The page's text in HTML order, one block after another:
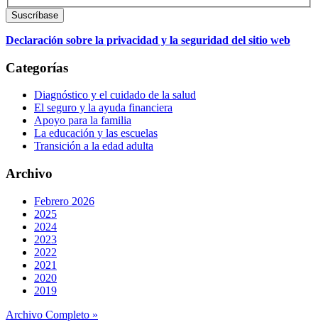
Declaración sobre la privacidad y la seguridad del sitio web
Categorías
Diagnóstico y el cuidado de la salud
El seguro y la ayuda financiera
Apoyo para la familia
La educación y las escuelas
Transición a la edad adulta
Archivo
Febrero 2026
2025
2024
2023
2022
2021
2020
2019
Archivo Completo »